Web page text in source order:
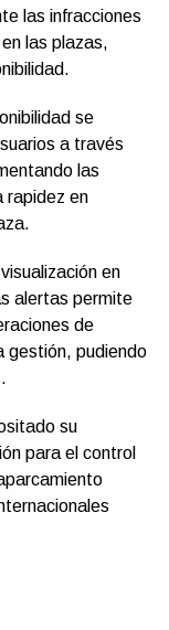
las infracciones
las plazas,
se
a través
las
rapidez en
en
alertas permite
de
gestión, pudiendo
su
para el control